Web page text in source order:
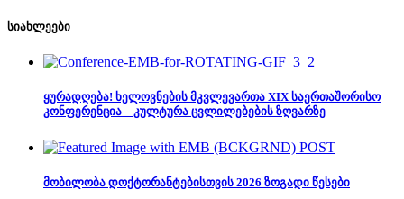
სიახლეები
ყურადღება! ხელოვნების მკვლევართა XIX საერთაშორისო
კონფერენცია – კულტურა ცვლილებების ზღვარზე
მობილობა დოქტორანტებისთვის 2026 ზოგადი წესები